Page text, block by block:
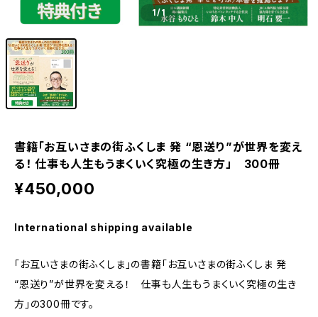
1/1
書籍「お互いさまの街ふくしま 発 “恩送り”が世界を変え
る！ 仕事も人生もうまくいく究極の生き方」 300冊
¥450,000
International shipping available
「お互いさまの街ふくしま」の書籍「お互いさまの街ふくしま 発
“恩送り”が世界を変える！ 仕事も人生もうまくいく究極の生き
方」の300冊です。